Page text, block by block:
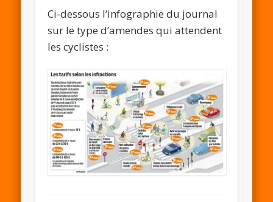
Ci-dessous l’infographie du journal
sur le type d’amendes qui attendent
les cyclistes :